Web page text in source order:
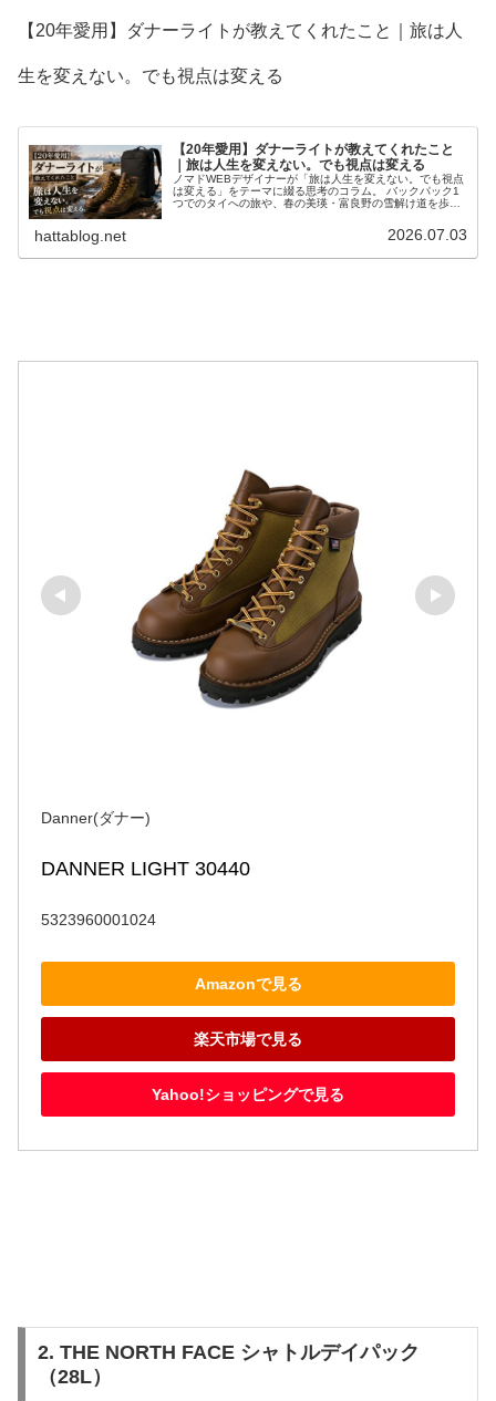
【20年愛用】ダナーライトが教えてくれたこと｜旅は人
生を変えない。でも視点は変える
【20年愛用】ダナーライトが教えてくれたこと
｜旅は人生を変えない。でも視点は変える
ノマドWEBデザイナーが「旅は人生を変えない。でも視点
は変える」をテーマに綴る思考のコラム。 バックパック1
つでのタイへの旅や、春の美瑛・富良野の雪解け道を歩く
元を支え続けるダナーライトと共に、引き算の生き方を語
hattablog.net 2026.07.03
Danner(ダナー)
DANNER LIGHT 30440
5323960001024
Amazonで見る
楽天市場で見る
Yahoo!ショッピングで見る
2. THE NORTH FACE シャトルデイパック
（28L）